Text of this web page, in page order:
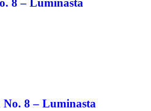
8 – Luminasta